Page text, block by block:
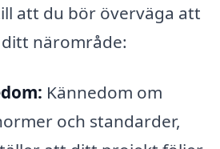
att du bör överväga att
närområde:
Kännedom om
och standarder,